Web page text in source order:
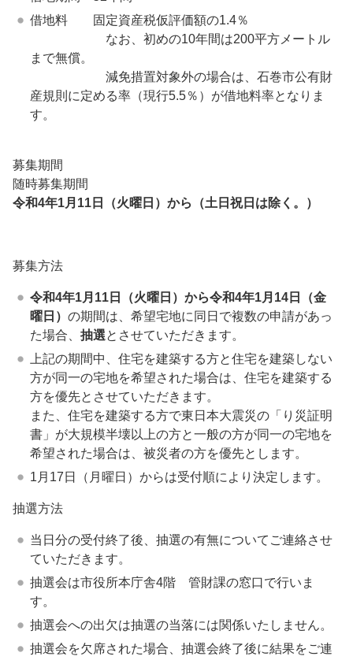
借地料 固定資産税仮評価額の1.4％
なお、初めの10年間は200平方メートル
まで無償。
減免措置対象外の場合は、石巻市公有財
産規則に定める率（現行5.5％）が借地料率となりま
す。
募集期間
随時募集期間
令和4年1月11日（火曜日）から（土日祝日は除く。）
募集方法
令和4年1月11日（火曜日）から令和4年1月14日（金
曜日） の期間は、希望宅地に同日で複数の申請があっ
た場合、 抽選とさせていただきます。
上記の期間中、住宅を建築する方と住宅を建築しない
方が同一の宅地を希望された場合は、住宅を建築する
方を優先とさせていただきます。
また、住宅を建築する方で東日本大震災の「り災証明
書」が大規模半壊以上の方と一般の方が同一の宅地を
希望された場合は、被災者の方を優先とします。
1月17日（月曜日）からは受付順により決定します。
抽選方法
当日分の受付終了後、抽選の有無についてご連絡させ
ていただきます。
抽選会は市役所本庁舎4階 管財課の窓口で行いま
す。
抽選会への出欠は抽選の当落には関係いたしません。
抽選会を欠席された場合、抽選会終了後に結果をご連